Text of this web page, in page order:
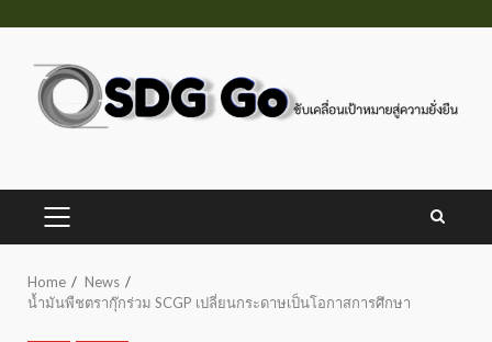
content
PRIMARY
Home
News
น้ำมันพืชตรากุ๊กร่วม SCGP เปลี่ยนกระดาษเป็นโอกาสการศึกษา